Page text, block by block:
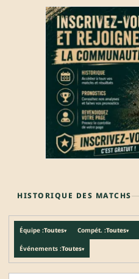
HISTORIQUE DES MATCHS
Équipe :Toutes▾ Compét. :Toutes▾
Événements :Toutes▾